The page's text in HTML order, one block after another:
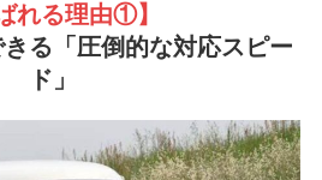
ばれる理由①】
る「圧倒的な対応スピー
ド」